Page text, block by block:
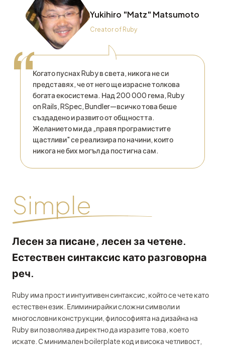
“Когато пуснах Ruby в света, никога не си
представях, че от него ще израсне толкова
богата екосистема. Над 200 000 гема, Ruby
on Rails, RSpec, Bundler—всичко това беше
създадено и развито от общността.
Желанието ми да „правя програмистите
щастливи" се реализира по начини, които
никога не бих могъл да постигна сам.
Yukihiro "Matz" Matsumoto
Creator of Ruby
Simple
Лесен за писане, лесен за четене.
Естествен синтаксис като разговорна
реч.
Ruby има прост и интуитивен синтаксис, който се чете като
естествен език. Елиминирайки сложни символи и
многословни конструкции, философията на дизайна на
Ruby ви позволява директно да изразите това, което
искате. С минимален boilerplate код и висока четливост,